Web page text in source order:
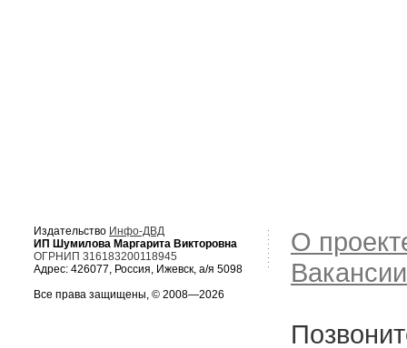
Издательство Инфо-ДВД
ИП Шумилова Маргарита Викторовна
ОГРНИП 316183200118945
Адрес: 426077, Россия, Ижевск, а/я 5098
Все права защищены, © 2008—2026
О
Вакансии